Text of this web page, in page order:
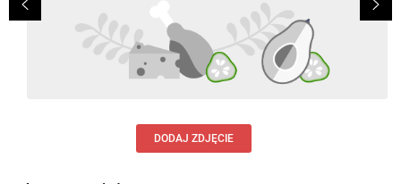
DODAJ ZDJĘCIE